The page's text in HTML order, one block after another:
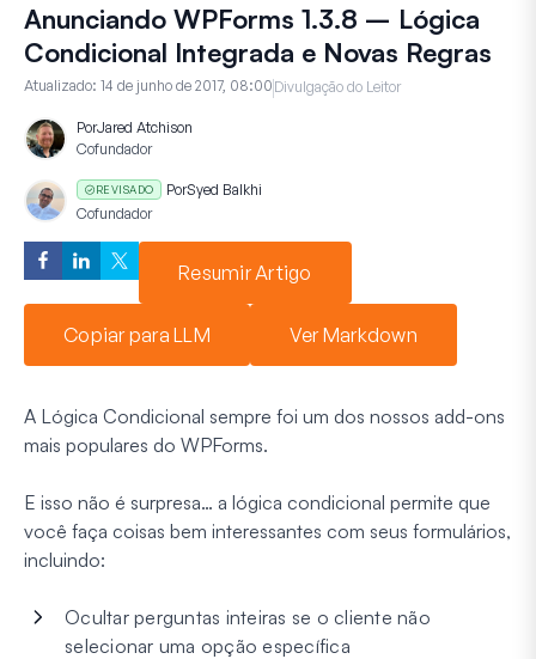
Anunciando WPForms 1.3.8 – Lógica
Condicional Integrada e Novas Regras
Atualizado: 14 de junho de 2017, 08:00 Divulgação do Leitor
PorJared Atchison
Cofundador
REVISADO PorSyed Balkhi
Cofundador
Resumir Artigo
Copiar para LLM Ver Markdown
A Lógica Condicional sempre foi um dos nossos add-ons
mais populares do WPForms.
E isso não é surpresa… a lógica condicional permite que
você faça coisas bem interessantes com seus formulários,
incluindo:
Ocultar perguntas inteiras se o cliente não
selecionar uma opção específica